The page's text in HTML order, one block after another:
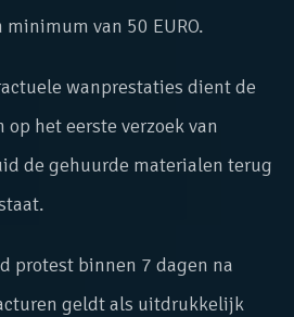
van 50 EURO.
wanprestaties dient de
het eerste verzoek van
de gehuurde materialen terug
protest binnen 7 dagen na
geldt als uitdrukkelijk